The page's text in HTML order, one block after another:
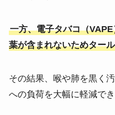
一方、電子タバコ（
葉が含まれないためター
その結果、喉や肺を黒く
への負荷を大幅に軽減でき